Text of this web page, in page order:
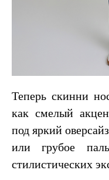
Теперь скинни
как смелый
под яркий
или грубое
стилистических